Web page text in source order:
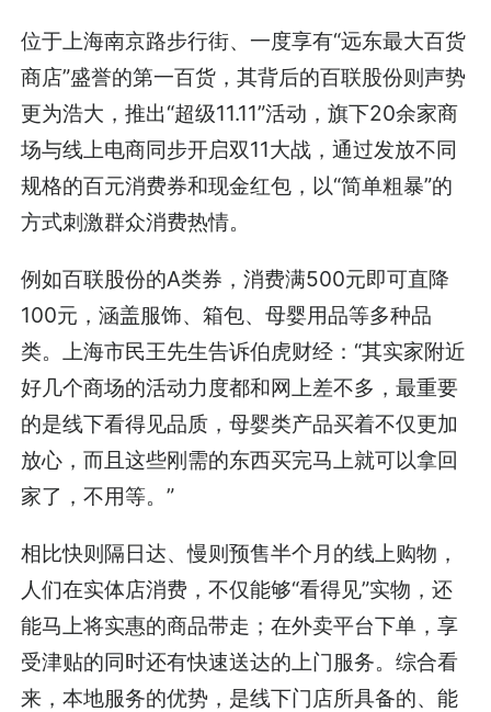
位于上海南京路步行街、一度享有“远东最大百货
商店”盛誉的第一百货，其背后的百联股份则声势
更为浩大，推出“超级11.11”活动，旗下20余家商
场与线上电商同步开启双11大战，通过发放不同
规格的百元消费券和现金红包，以“简单粗暴”的
方式刺激群众消费热情。
例如百联股份的A类券，消费满500元即可直降
100元，涵盖服饰、箱包、母婴用品等多种品
类。上海市民王先生告诉伯虎财经：“其实家附近
好几个商场的活动力度都和网上差不多，最重要
的是线下看得见品质，母婴类产品买着不仅更加
放心，而且这些刚需的东西买完马上就可以拿回
家了，不用等。”
相比快则隔日达、慢则预售半个月的线上购物，
人们在实体店消费，不仅能够“看得见”实物，还
能马上将实惠的商品带走；在外卖平台下单，享
受津贴的同时还有快速送达的上门服务。综合看
来，本地服务的优势，是线下门店所具备的、能